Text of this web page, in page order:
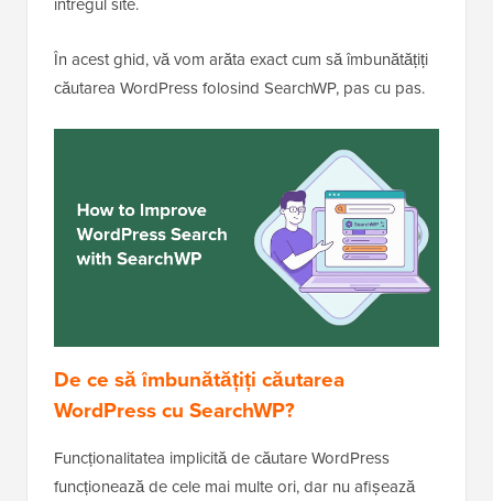
În acest ghid, vă vom arăta exact cum să îmbunătățiți
căutarea WordPress folosind SearchWP, pas cu pas.
De ce să îmbunătățiți căutarea
WordPress cu SearchWP?
Funcționalitatea implicită de căutare WordPress
funcționează de cele mai multe ori, dar nu afișează